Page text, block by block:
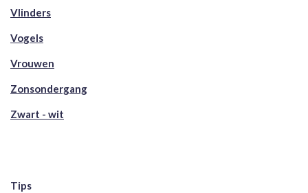
Vlinders
Vogels
Vrouwen
Zonsondergang
Zwart - wit
Tips